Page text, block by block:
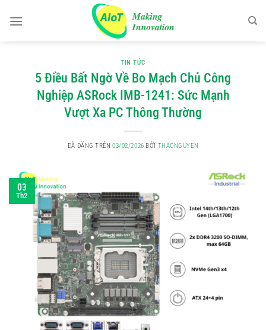
đến
TIN TỨC
5 Điều Bất Ngờ Về Bo Mạch Chủ Công
Nghiệp ASRock IMB-1241: Sức Mạnh
Vượt Xa PC Thông Thường
ĐÃ ĐĂNG TRÊN03/02/2026 BỞI THAONGUYEN
03
Th2